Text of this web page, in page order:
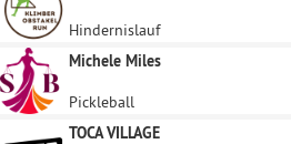
Hindernislauf
Michele Miles
Pickleball
TOCA VILLAGE